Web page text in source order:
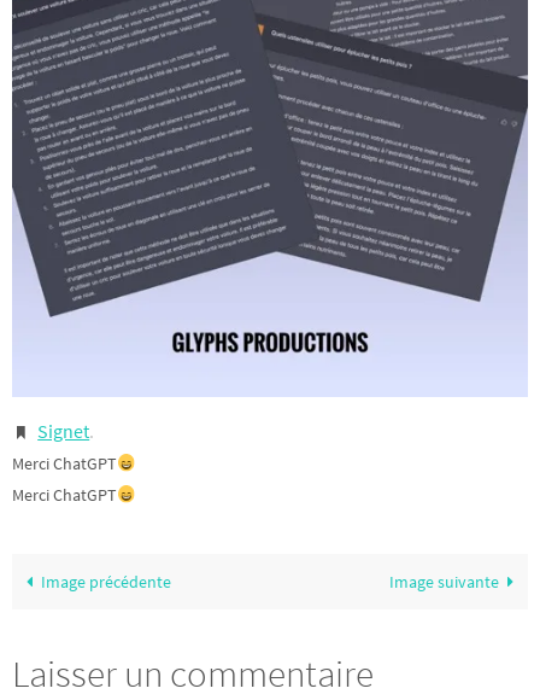
Signet.
Merci ChatGPT
Merci ChatGPT
Image précédente Image suivante
Laisser un commentaire